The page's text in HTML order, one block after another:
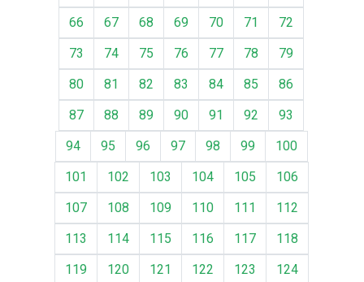
66
67 68 69 70 71
72
73
74 75 76 77 78
79
80
81 82 83 84 85
86
87
88 89 90 91 92
93
94
95 96 97 98 99
100
101
102 103 104 105
106
107
108 109 110 111
112
113
114 115 116 117
118
119
120 121 122 123
124